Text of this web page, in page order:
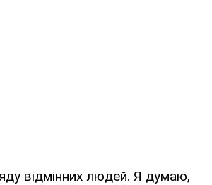
відмінних людей. Я думаю,